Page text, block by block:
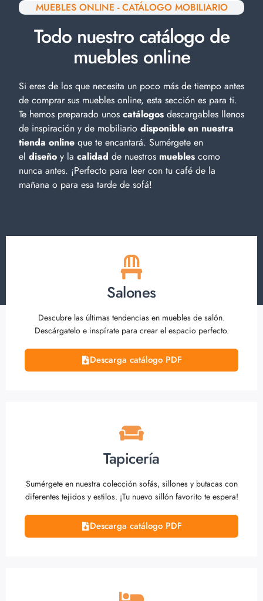
MUEBLES ONLINE - CATÁLOGO MOBILIARIO
Todo nuestro catálogo de
muebles online
Si eres de los que necesita un poco más de tiempo antes
de comprar sus muebles online, esta sección es para ti.
Te hemos preparado unos catálogos descargables llenos
de inspiración y de mobiliario disponible en nuestra
tienda online que te encantará. Sumérgete en
el diseño y la calidad de nuestros muebles como
nunca antes. ¡Perfecto para leer con tu café de la
mañana o para esa tarde de sofá!
Salones
Descubre las últimas tendencias en muebles de salón.
Descárgatelo e inspírate para crear el espacio perfecto.
Descarga catálogo PDF
Tapicería
Sumérgete en nuestra colección sofás, sillones y butacas con
diferentes tejidos y estilos. ¡Tu nuevo sillón favorito te espera!
Descarga catálogo PDF